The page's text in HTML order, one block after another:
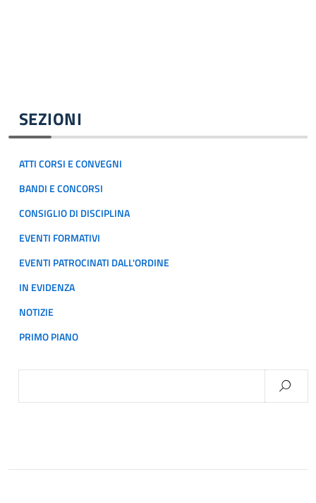
SEZIONI
ATTI CORSI E CONVEGNI
BANDI E CONCORSI
CONSIGLIO DI DISCIPLINA
EVENTI FORMATIVI
EVENTI PATROCINATI DALL'ORDINE
IN EVIDENZA
NOTIZIE
PRIMO PIANO